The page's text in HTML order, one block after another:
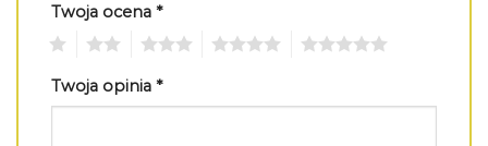
Twoja ocena *
Twoja opinia *